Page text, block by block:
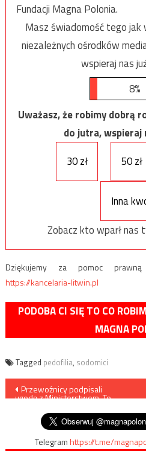
Fundacji Magna Polonia.
Masz świadomość tego
niezależnych ośrodków
wspieraj nas
8%
Uważasz, że robimy dobrą
do jutra, wspieraj
30 zł
50 zł
Inna
Zobacz kto wparł nas
Dziękujemy za pomoc
https://kancelaria-litwin.pl
PODOBA CI SIĘ TO CO
MAGNA
Tagged pedofilia, sodomici
Nawigacja
wpisu
Przewoźnicy podpisali
ugodę z Ministerstwem. To
Telegramhttps://t.me/